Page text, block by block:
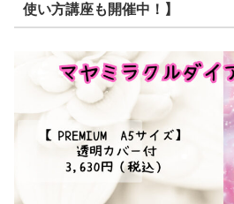
使い方講座も開催中！】